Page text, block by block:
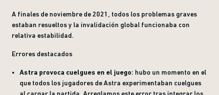
A finales de noviembre de 2021, todos los problemas graves
estaban resueltos y la invalidación global funcionaba con
relativa estabilidad.
Errores destacados
Astra provoca cuelgues en el juego: hubo un momento en el
que todos los jugadores de Astra experimentaban cuelgues